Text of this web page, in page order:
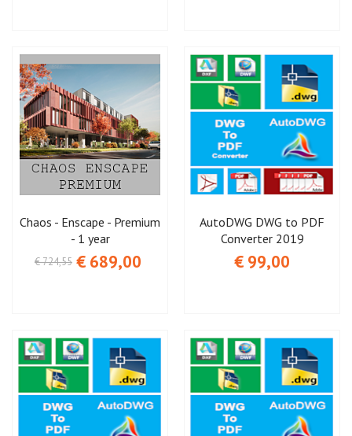
Chaos - Enscape - Premium
- 1 year
€ 689,00
€ 724,55
AutoDWG DWG to PDF
Converter 2019
€ 99,00